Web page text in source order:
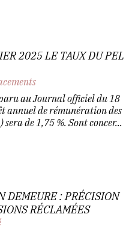
2025 LE TAUX DU PEL
au Journal officiel du 18
annuel de rémunération des
sera de 1,75 %. Sont concer...
DEMEURE : PRÉCISION
RÉCLAMÉES